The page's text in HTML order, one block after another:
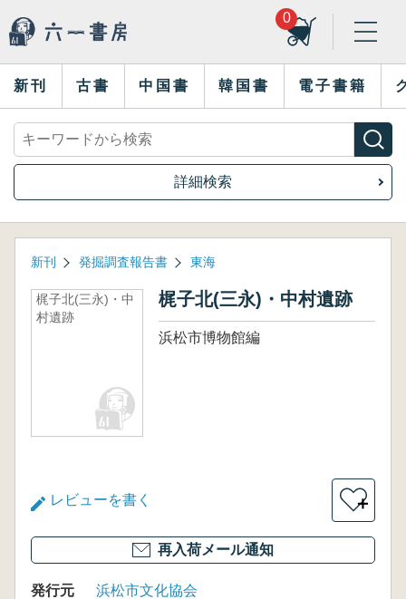
0
新刊 古書 中国書 韓国書 電子書籍
詳細検索
新刊 発掘調査報告書 東海
梶子北(三永)・中
村遺跡
梶子北(三永)・中村遺跡
浜松市博物館編
レビューを書く ＋
再入荷メール通知
発行元
浜松市文化協会